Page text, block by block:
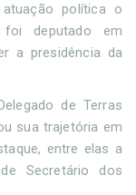
atuação política o
foi deputado em
a presidência da
de Terras
sua trajetória em
entre elas a
Secretário dos